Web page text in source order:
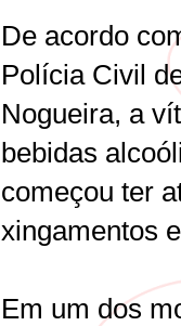
De acordo
Polícia Civil
Nogueira, a
bebidas
começou ter
xingamentos
Em um dos